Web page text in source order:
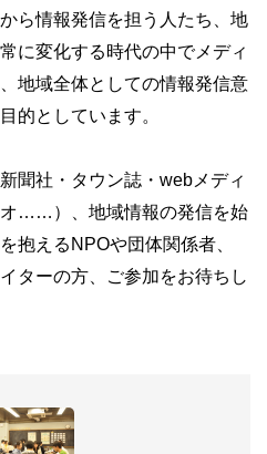
ら情報発信を担う人たち、地
に変化する時代の中でメディ
地域全体としての情報発信意
的としています。
聞社・タウン誌・webメディ
……）、地域情報の発信を始
抱えるNPOや団体関係者、
ターの方、ご参加をお待ちし